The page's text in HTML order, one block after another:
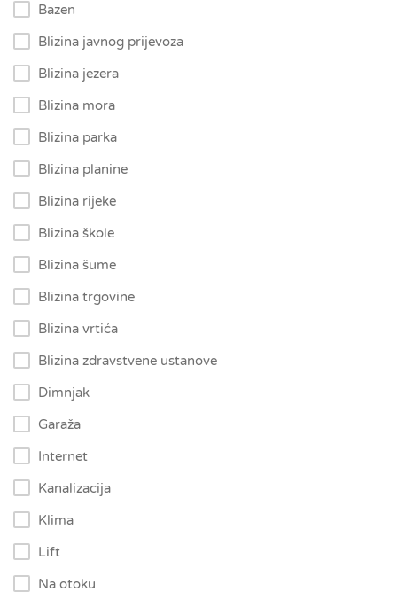
Bazen
Blizina javnog prijevoza
Blizina jezera
Blizina mora
Blizina parka
Blizina planine
Blizina rijeke
Blizina škole
Blizina šume
Blizina trgovine
Blizina vrtića
Blizina zdravstvene ustanove
Dimnjak
Garaža
Internet
Kanalizacija
Klima
Lift
Na otoku